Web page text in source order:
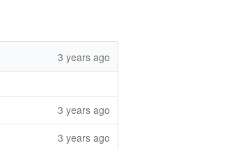
3 years ago
3 years ago
3 years ago